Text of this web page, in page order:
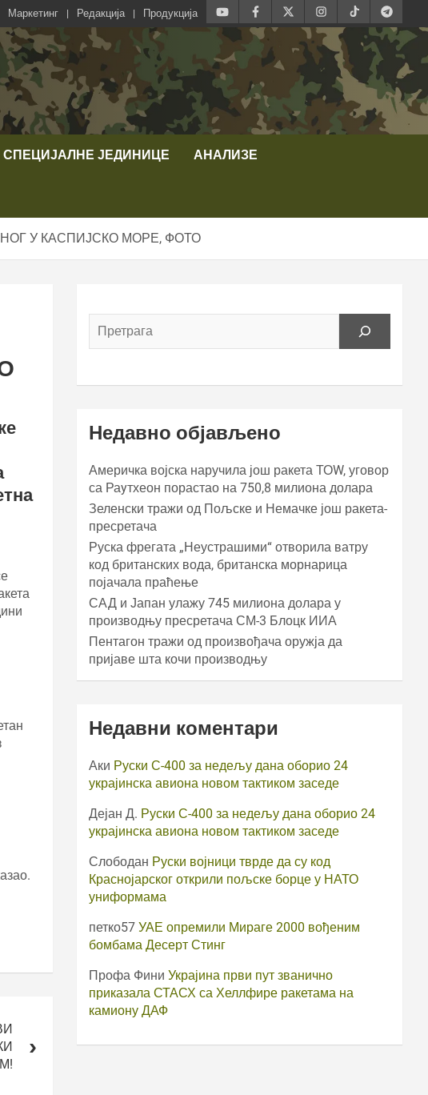
Маркетинг Редакција Продукција
СПЕЦИЈАЛНЕ ЈЕДИНИЦЕ АНАЛИЗЕ
У КАСПИЈСКО МОРЕ, ФОТО
Недавно објављено
Америчка војска наручила још ракета ТОW, уговор
са Раyтхеон порастао на 750,8 милиона долара
Зеленски тражи од Пољске и Немачке још ракета-
пресретача
Руска фрегата „Неустрашими“ отворила ватру
код британских вода, британска морнарица
појачала праћење
САД и Јапан улажу 745 милиона долара у
производњу пресретача СМ-3 Блоцк ИИА
Пентагон тражи од произвођача оружја да
пријаве шта кочи производњу
Недавни коментари
Аки Руски С-400 за недељу дана оборио 24
украјинска авиона новом тактиком заседе
Дејан Д. Руски С-400 за недељу дана оборио 24
украјинска авиона новом тактиком заседе
Слободан Руски војници тврде да су код
Краснојарског открили пољске борце у НАТО
униформама
петко57 УАЕ опремили Мираге 2000 вођеним
бомбама Десерт Стинг
Профа Фини Украјина први пут званично
приказала СТАСХ са Хеллфире ракетама на
камиону ДАФ